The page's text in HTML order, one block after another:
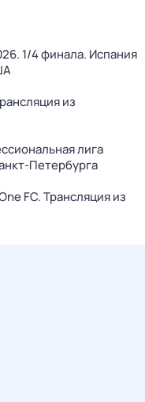
1/4 финала. Испания
из
лига
Петербурга
FC. Трансляция из